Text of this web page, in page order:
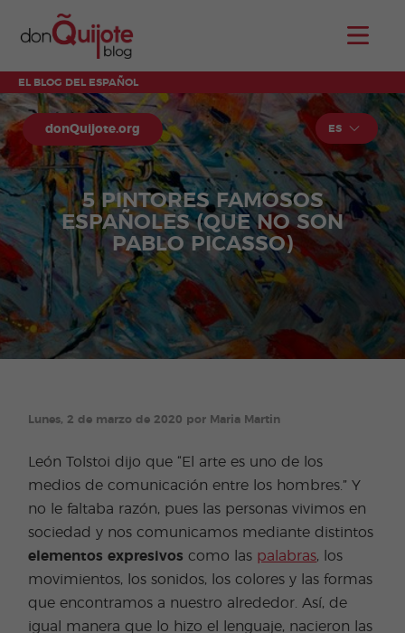
EL BLOG DEL ESPAÑOL
donQuijote.org ES
5 PINTORES FAMOSOS
ESPAÑOLES (QUE NO SON
PABLO PICASSO)
Lunes, 2 de marzo de 2020 por Maria Martin
León Tolstoi dijo que “El arte es uno de los
medios de comunicación entre los hombres.” Y
no le faltaba razón, pues las personas vivimos en
sociedad y nos comunicamos mediante distintos
elementos expresivos como las palabras, los
movimientos, los sonidos, los colores y las formas
que encontramos a nuestro alrededor. Así, de
igual manera que lo hizo el lenguaje, nacieron las